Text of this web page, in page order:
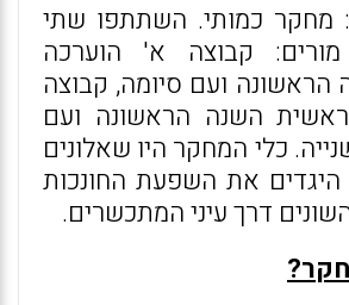
: מחקר כמותי. השתתפו שתי
קבוצה א' הוערכה
ועם סיומה, קבוצה
השנה הראשונה ועם
כלי המחקר היו שאלונים
היגדים את השפעת החונכות
דרך עיני המתכשרים.